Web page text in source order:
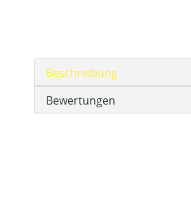
Beschreibung
Bewertungen